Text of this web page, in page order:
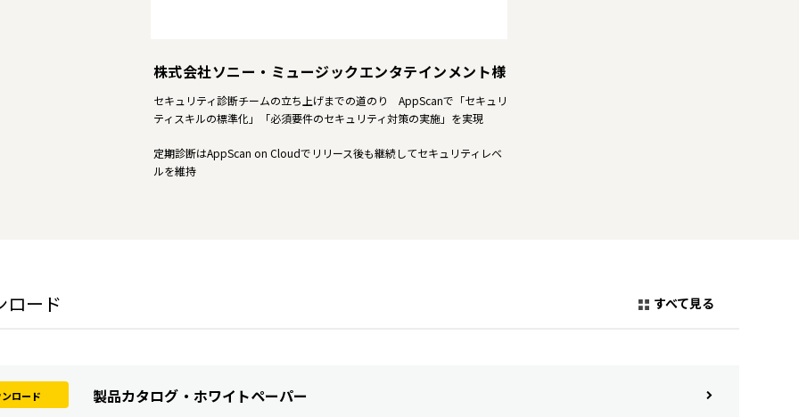
株式会社ソニー・ミュージックエンタテインメント様
セキュリティ診断チームの立ち上げまでの道のり AppScanで「セキュリ
ティスキルの標準化」「必須要件のセキュリティ対策の実施」を実現
定期診断はAppScan on Cloudでリリース後も継続してセキュリティレベ
ルを維持
ロード
ロード 製品カタログ・ホワイトペーパー
すべて見る